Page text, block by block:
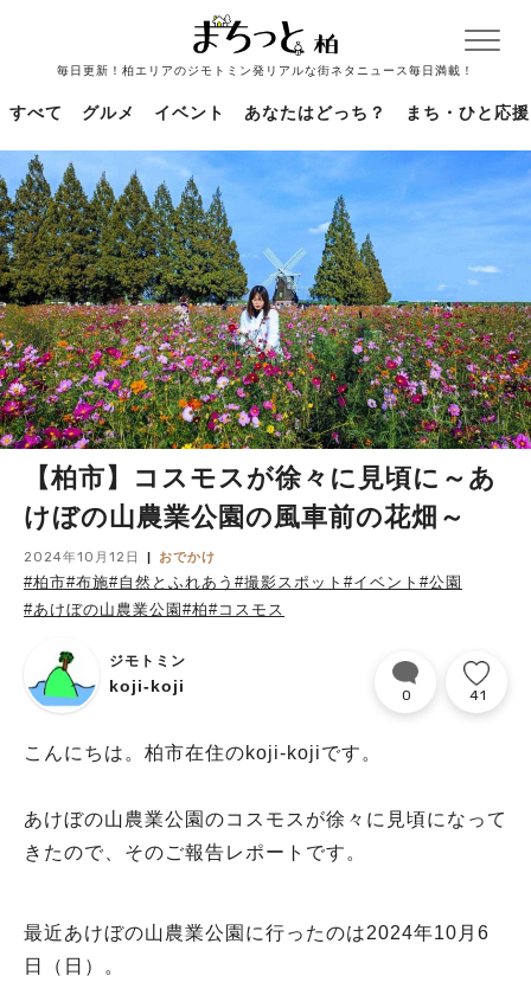
毎日更新！柏エリアのジモトミン発リアルな街ネタニュース毎日満載！
すべて グルメ イベント あなたはどっち？ まち・ひと応援
【柏市】コスモスが徐々に見頃に～あ
けぼの山農業公園の風車前の花畑～
2024年10月12日 おでかけ
#柏市#布施#自然とふれあう #撮影スポット #イベント #公園
#あけぼの山農業公園 #柏#コスモス
ジモトミン
koji-koji 0 41
こんにちは。柏市在住のkoji-kojiです。
あけぼの山農業公園のコスモスが徐々に見頃になって
きたので、そのご報告レポートです。
最近あけぼの山農業公園に行ったのは2024年10月6
日（日）。